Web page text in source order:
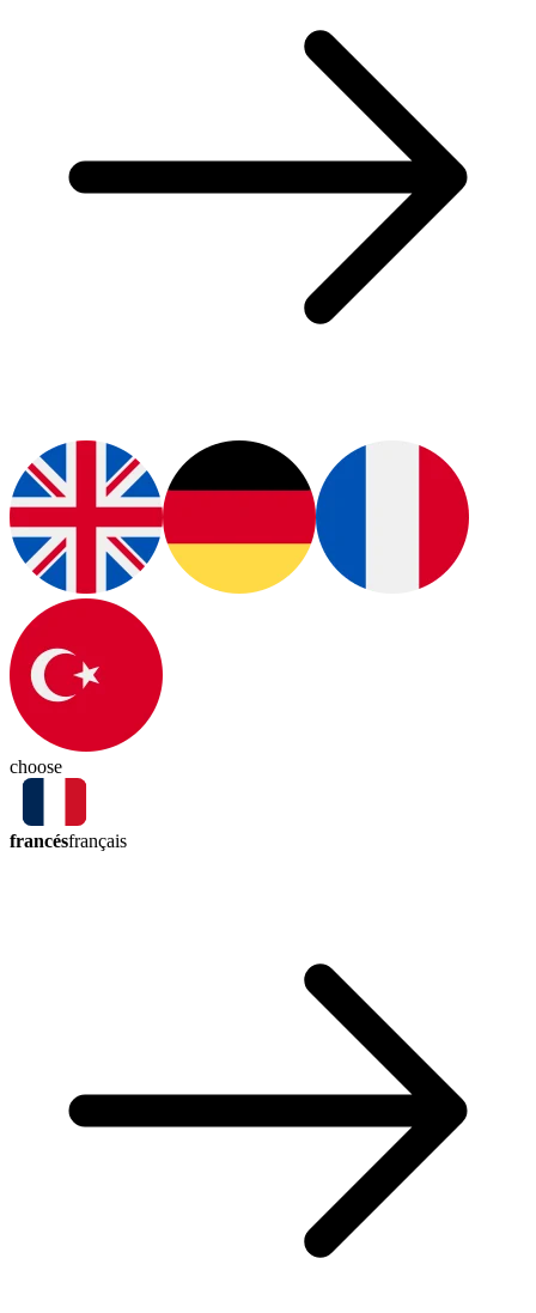
choose
francésfrançais